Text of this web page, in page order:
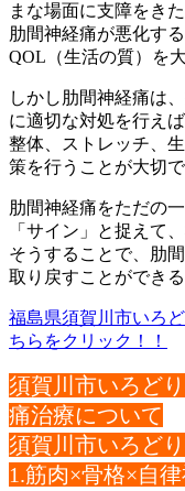
まな場面に支障をき
肋間神経痛が悪化す
QOL（生活の質）を
しかし肋間神経痛は
に適切な対処を行え
整体、ストレッチ、
策を行うことが大切で
肋間神経痛をただの
「サイン 」と捉えて
そうすることで、肋
取り戻すことができ
福島県須賀川市いろ
ちらをクリック！！
須賀川市いろど
痛治療について
須賀川市いろど
1.筋肉×骨格×自